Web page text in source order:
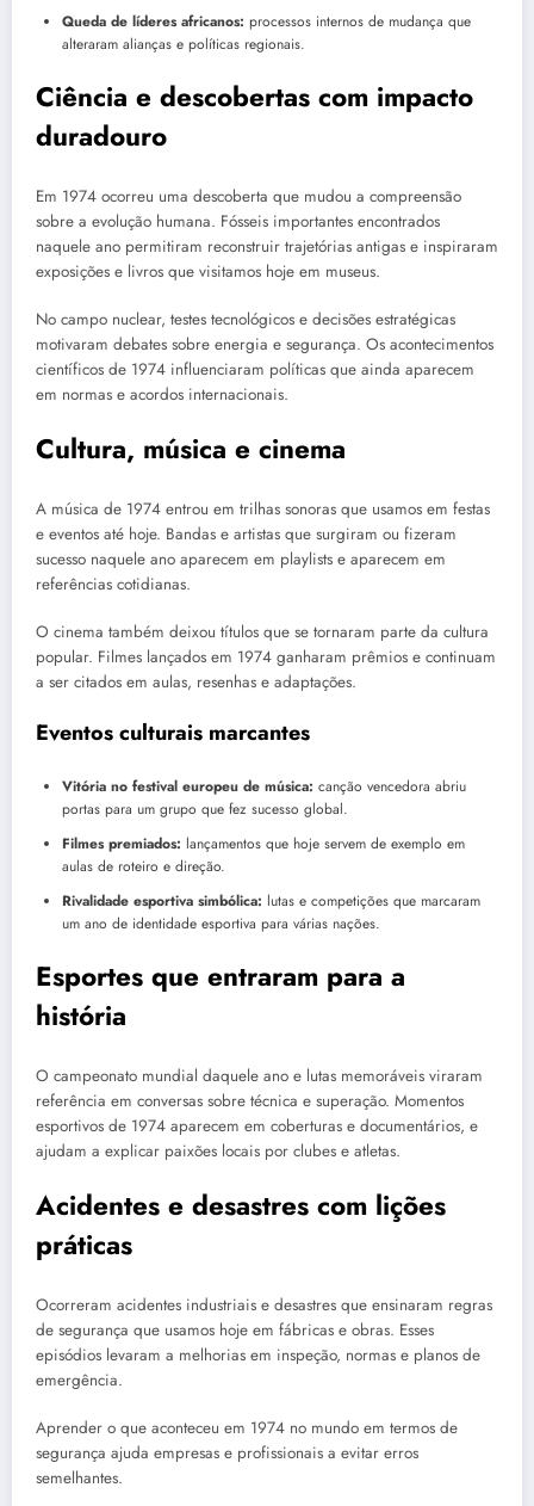
Queda de líderes africanos: processos internos de mudança que
alteraram alianças e políticas regionais.
Ciência e descobertas com impacto
duradouro
Em 1974 ocorreu uma descoberta que mudou a compreensão
sobre a evolução humana. Fósseis importantes encontrados
naquele ano permitiram reconstruir trajetórias antigas e inspiraram
exposições e livros que visitamos hoje em museus.
No campo nuclear, testes tecnológicos e decisões estratégicas
motivaram debates sobre energia e segurança. Os acontecimentos
científicos de 1974 influenciaram políticas que ainda aparecem
em normas e acordos internacionais.
Cultura, música e cinema
A música de 1974 entrou em trilhas sonoras que usamos em festas
e eventos até hoje. Bandas e artistas que surgiram ou fizeram
sucesso naquele ano aparecem em playlists e aparecem em
referências cotidianas.
O cinema também deixou títulos que se tornaram parte da cultura
popular. Filmes lançados em 1974 ganharam prêmios e continuam
a ser citados em aulas, resenhas e adaptações.
Eventos culturais marcantes
Vitória no festival europeu de música: canção vencedora abriu
portas para um grupo que fez sucesso global.
Filmes premiados: lançamentos que hoje servem de exemplo em
aulas de roteiro e direção.
Rivalidade esportiva simbólica: lutas e competições que marcaram
um ano de identidade esportiva para várias nações.
Esportes que entraram para a
história
O campeonato mundial daquele ano e lutas memoráveis viraram
referência em conversas sobre técnica e superação. Momentos
esportivos de 1974 aparecem em coberturas e documentários, e
ajudam a explicar paixões locais por clubes e atletas.
Acidentes e desastres com lições
práticas
Ocorreram acidentes industriais e desastres que ensinaram regras
de segurança que usamos hoje em fábricas e obras. Esses
episódios levaram a melhorias em inspeção, normas e planos de
emergência.
Aprender o que aconteceu em 1974 no mundo em termos de
segurança ajuda empresas e profissionais a evitar erros
semelhantes.